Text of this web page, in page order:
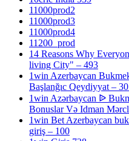
11000prod2
11000prod3
11000prod4
11200_prod
14 Reasons Why
living City" – 493
1win Azerbaycan
Başlanğıc Qeydiyyat –
1win Azərbaycan ᐉ
Bonuslar Və Idman
1win Bet Azerbaycan
giriş – 100